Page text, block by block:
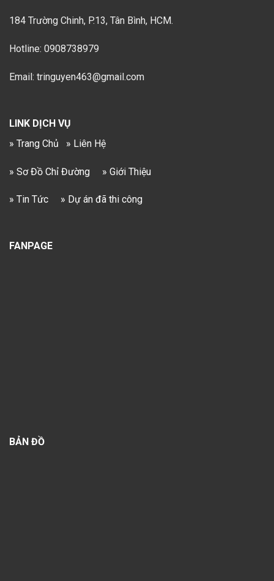
184 Trường Chinh, P.13, Tân Bình, HCM.
Hotline: 0908738979
Email: tringuyen463@gmail.com
LINK DỊCH VỤ
» Trang Chủ
» Liên Hệ
» Sơ Đồ Chỉ Đường » Giới Thiệu
» Tin Tức » Dự án đã thi công
FANPAGE
BẢN ĐỒ